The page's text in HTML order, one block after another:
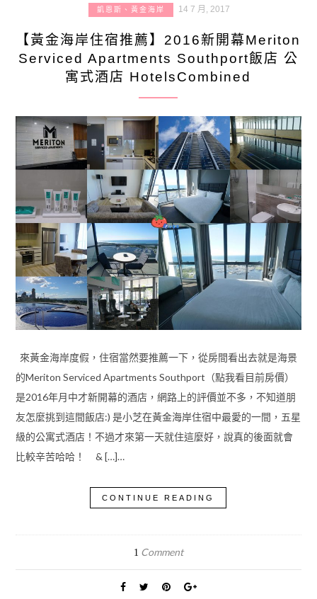
凱恩斯、黃金海岸 14 7 月, 2017
【黃金海岸住宿推薦】2016新開幕Meriton
Serviced Apartments Southport飯店 公
寓式酒店 HotelsCombined
來黃金海岸度假，住宿當然要推薦一下，從房間看出去就是海景
的Meriton Serviced Apartments Southport（點我看目前房價）
是2016年月中才新開幕的酒店，網路上的評價並不多，不知道朋
友怎麼挑到這間飯店:) 是小芝在黃金海岸住宿中最愛的一間，五星
級的公寓式酒店！不過才來第一天就住這麼好，說真的後面就會
比較辛苦哈哈！ & […]…
CONTINUE READING
1 Comment